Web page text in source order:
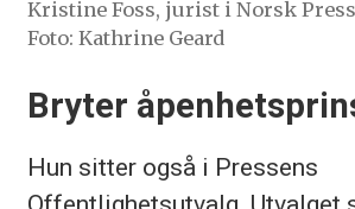
Kristine Foss, jurist i Norsk
Foto: Kathrine Geard
Bryter
Hun sitter også i Pressens